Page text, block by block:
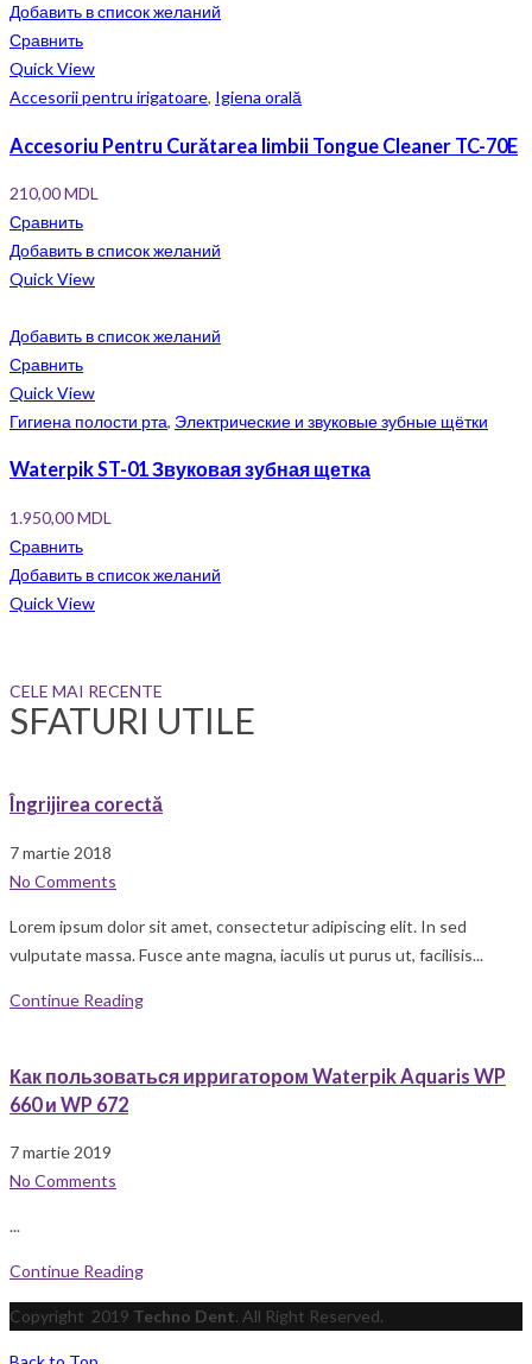
Добавить в список желаний
Сравнить
Quick View
Accesorii pentru irigatoare, Igiena orală
Accesoriu Pentru Curătarea limbii Tongue Cleaner TC-70E
210,00MDL
Сравнить
Добавить в список желаний
Quick View
Добавить в список желаний
Сравнить
Quick View
Гигиена полости рта, Электрические и звуковые зубные щётки
Waterpik ST-01 Звуковая зубная щетка
1.950,00MDL
Сравнить
Добавить в список желаний
Quick View
CELE MAI RECENTE
SFATURI UTILE
Îngrijirea corectă
7 martie 2018
No Comments
Lorem ipsum dolor sit amet, consectetur adipiscing elit. In sed
vulputate massa. Fusce ante magna, iaculis ut purus ut, facilisis...
Continue Reading
Как пользоваться ирригатором Waterpik Aquaris WP
660 и WP 672
7 martie 2019
No Comments
...
Continue Reading
Copyright 2019 Techno Dent. All Right Reserved.